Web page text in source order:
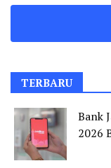
TERBARU
Bank
2026